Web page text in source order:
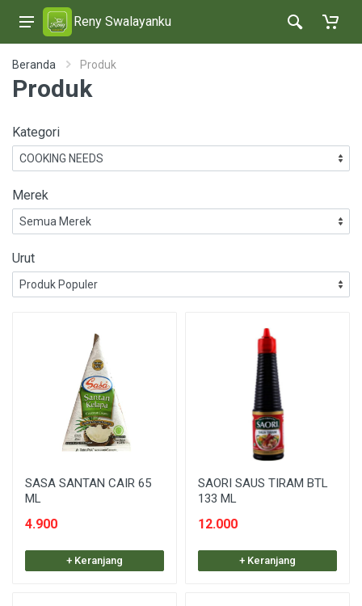
Reny Swalayanku
Beranda Produk
Produk
Kategori
Merek
Urut
SASA SANTAN CAIR 65
ML
4.900
+ Keranjang
SAORI SAUS TIRAM BTL
133 ML
12.000
+ Keranjang